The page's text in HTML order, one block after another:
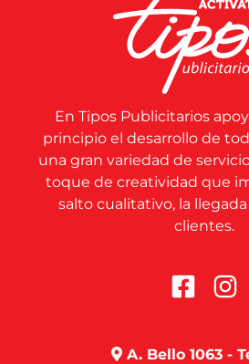
En Tipos Publicitarios
principio el desarrollo de
una gran variedad de
toque de creatividad que
salto cualitativo, la
clientes.
A. Bello 1063 -